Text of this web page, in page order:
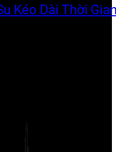
Kéo Dài Thời